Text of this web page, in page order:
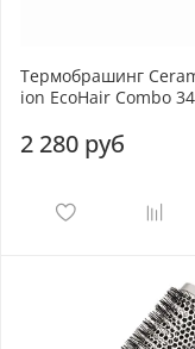
Термобрашинг
ion EcoHair Combo
2 280 руб